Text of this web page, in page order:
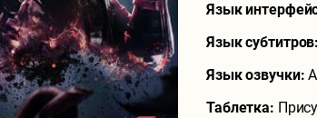
Язык
Язык субтитров:
Язык озвучки:
Таблетка: